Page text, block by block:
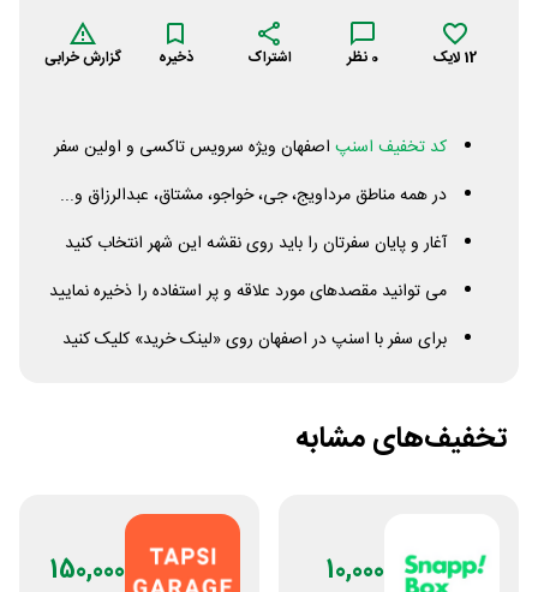
12لایک 0 نظر اشتراک ذخیره گزارش خرابی
کد تخفیف اسنپ اصفهان ویژه سرویس تاکسی و اولین سفر
در همه مناطق مرداویج، جی، خواجو، مشتاق، عبدالرزاق و...
آغار و پایان سفرتان را باید روی نقشه این شهر انتخاب کنید
می توانید مقصدهای مورد علاقه و پر استفاده را ذخیره نمایید
برای سفر با اسنپ در اصفهان روی «لینک خرید» کلیک کنید
تخفیف‌های مشابه
10,000
150,000